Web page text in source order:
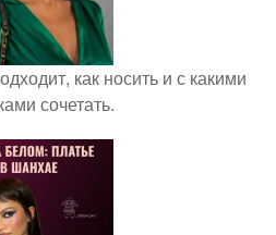
как носить и с какими
сочетать.